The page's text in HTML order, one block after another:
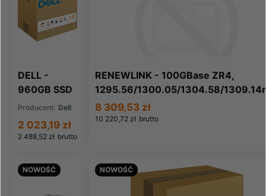
DELL -
960GB SSD
SFF SATA
6G RI 400-
ATEL (400-
Producent: Dell
2 488,52 zł brutto
2 023,19 zł
RENEWLINK - 100GBase ZR4,
1295.56/1300.05/1304.58/
80km/6.5dB (CFP2-100G-ZR4-RL)
10 220,72 zł brutto
8 309,53 zł
NOWOŚĆ NOWOŚĆ